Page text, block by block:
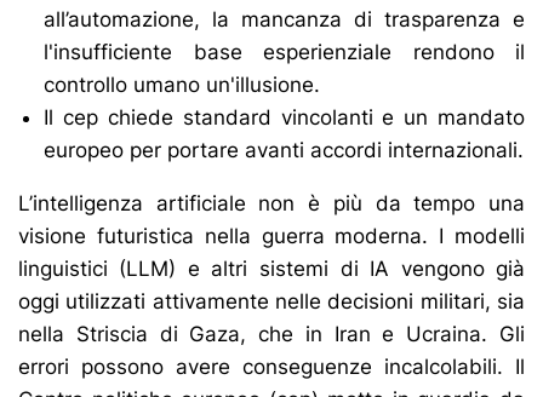
all’automazione, la mancanza di trasparenza e
l'insufficiente base esperienziale rendono il
controllo umano un'illusione.
Il cep chiede standard vincolanti e un mandato
europeo per portare avanti accordi internazionali.
L’intelligenza artificiale non è più da tempo una
visione futuristica nella guerra moderna. I modelli
linguistici (LLM) e altri sistemi di IA vengono già
oggi utilizzati attivamente nelle decisioni militari, sia
nella Striscia di Gaza, che in Iran e Ucraina. Gli
errori possono avere conseguenze incalcolabili. Il